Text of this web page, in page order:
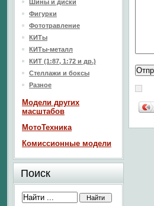
Шины и диски
Фигурки
Фототравление
КИТы
КИТы-металл
КИТ (1:87, 1:72 и др.)
Стеллажи и боксы
Разное
Модели других
масштабов
МотоТехника
Комиссионные модели
Поиск